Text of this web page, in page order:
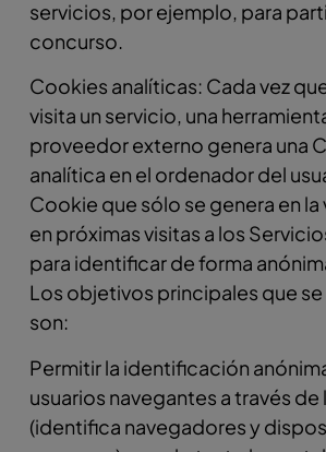
servicios, por ejemplo, para
concurso.
Cookies analíticas: Cada vez
visita un servicio, una
proveedor externo genera una
analítica en el ordenador del
Cookie que sólo se genera en la
en próximas visitas a los
para identificar de forma
Los objetivos principales que
son:
Permitir la identificación
usuarios navegantes a través de
(identifica navegadores y